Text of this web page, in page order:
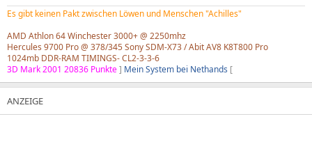
Es gibt keinen Pakt zwischen Löwen und Menschen "Achilles"
AMD Athlon 64 Winchester 3000+ @ 2250mhz
Hercules 9700 Pro @ 378/345 Sony SDM-X73 / Abit AV8 K8T800 Pro
1024mb DDR-RAM TIMINGS- CL2-3-3-6
3D Mark 2001 20836 Punkte] Mein System bei Nethands [